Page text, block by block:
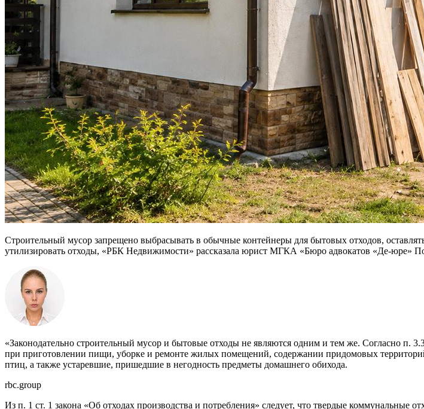
Строительный мусор запрещено выбрасывать в обычные контейнеры для бытовых отходов,
утилизировать отходы, «РБК Недвижимости» рассказала юрист МГКА «Бюро адвокатов «Де-юре»
«Законодательно строительный мусор и бытовые отходы не являются одним и тем же. Согласно
при приготовлении пищи, уборке и ремонте жилых помещений, содержании придомовых
птиц, а также устаревшие, пришедшие в негодность предметы домашнего обихода.
rbc.group
Из п. 1 ст. 1 закона «Об отходах производства и потребления» следует, что твердые